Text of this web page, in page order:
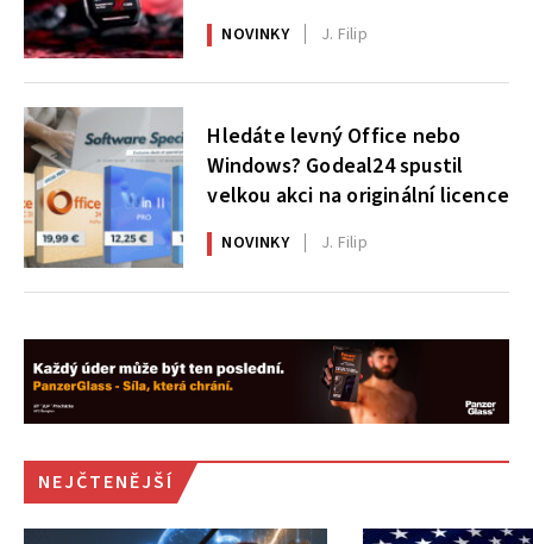
X|S
NOVINKY J. Filip
Hledáte levný Office nebo
Windows? Godeal24 spustil
velkou akci na originální licence
NOVINKY J. Filip
NEJČTENĚJŠÍ